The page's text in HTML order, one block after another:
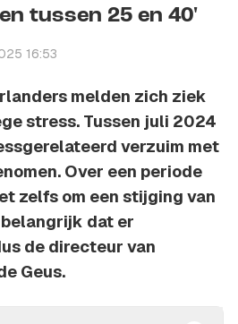
tussen 25 en 40'
16:53
melden zich ziek
stress. Tussen juli 2024
verzuim met
Over een periode
zelfs om een stijging van
dat er
de directeur van
Geus.